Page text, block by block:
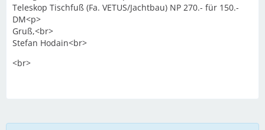
Teleskop Tischfuß (Fa. VETUS/Jachtbau) NP 270.- für 150.-
DM<p>
Gruß,<br>
Stefan Hodain<br>
<br>